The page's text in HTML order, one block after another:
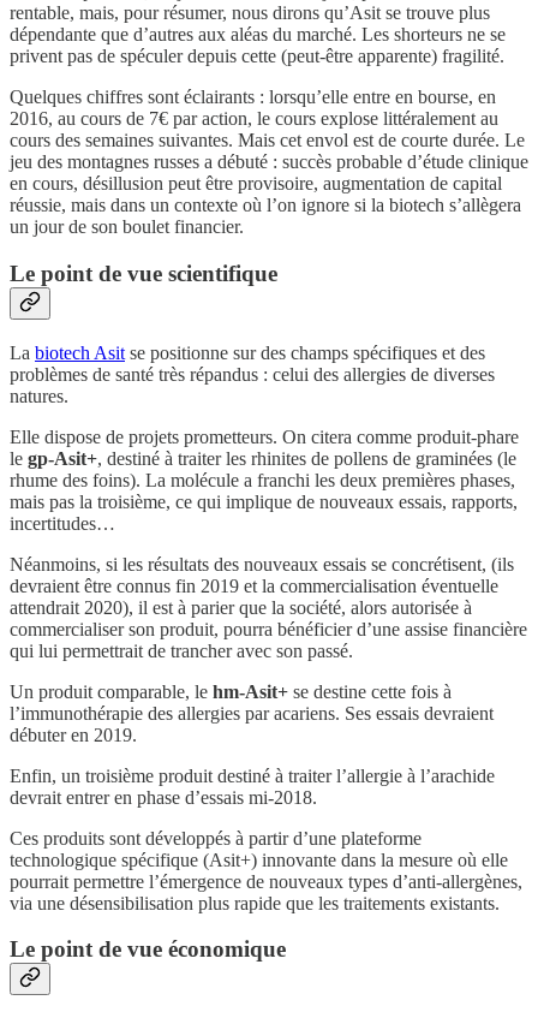
rentable, mais, pour résumer, nous dirons qu’Asit se trouve plus
dépendante que d’autres aux aléas du marché. Les shorteurs ne se
privent pas de spéculer depuis cette (peut-être apparente) fragilité.
Quelques chiffres sont éclairants : lorsqu’elle entre en bourse, en
2016, au cours de 7€ par action, le cours explose littéralement au
cours des semaines suivantes. Mais cet envol est de courte durée. Le
jeu des montagnes russes a débuté : succès probable d’étude clinique
en cours, désillusion peut être provisoire, augmentation de capital
réussie, mais dans un contexte où l’on ignore si la biotech s’allègera
un jour de son boulet financier.
Le point de vue scientifique
La biotech Asit se positionne sur des champs spécifiques et des
problèmes de santé très répandus : celui des allergies de diverses
natures.
Elle dispose de projets prometteurs. On citera comme produit-phare
le gp-Asit+, destiné à traiter les rhinites de pollens de graminées (le
rhume des foins). La molécule a franchi les deux premières phases,
mais pas la troisième, ce qui implique de nouveaux essais, rapports,
incertitudes…
Néanmoins, si les résultats des nouveaux essais se concrétisent, (ils
devraient être connus fin 2019 et la commercialisation éventuelle
attendrait 2020), il est à parier que la société, alors autorisée à
commercialiser son produit, pourra bénéficier d’une assise financière
qui lui permettrait de trancher avec son passé.
Un produit comparable, le hm-Asit+ se destine cette fois à
l’immunothérapie des allergies par acariens. Ses essais devraient
débuter en 2019.
Enfin, un troisième produit destiné à traiter l’allergie à l’arachide
devrait entrer en phase d’essais mi-2018.
Ces produits sont développés à partir d’une plateforme
technologique spécifique (Asit+) innovante dans la mesure où elle
pourrait permettre l’émergence de nouveaux types d’anti-allergènes,
via une désensibilisation plus rapide que les traitements existants.
Le point de vue économique